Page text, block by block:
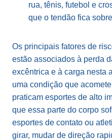
rua, tênis, futebol e
que o tendão fica
Os principais fatores de
estão associados à perda
excêntrica e à carga nesta
uma condição que
praticam esportes de alto
que essa parte do corpo
esportes de contato ou
girar, mudar de direção